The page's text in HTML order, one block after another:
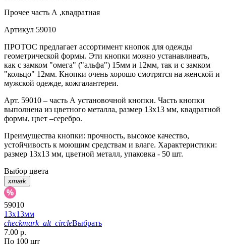
Прочее часть А ,квадратная
Артикул 59010
ПРОТОС предлагает ассортимент кнопок для одежды
геометрической формы. Эти кнопки можно устанавливать,
как с замком "омега" ("альфа") 15мм и 12мм, так и с замком
"кольцо" 12мм. Кнопки очень хорошо смотрятся на женской и
мужской одежде, кожгалантереи.
Арт. 59010 – часть А установочной кнопки. Часть кнопки
выполнена из цветного металла, размер 13х13 мм, квадратной
формы, цвет –серебро.
Преимущества кнопки: прочность, высокое качество,
устойчивость к моющим средствам и влаге. Характеристики:
размер 13х13 мм, цветной металл, упаковка - 50 шт.
Выбор цвета
xmark
59010
13х13мм
checkmark_alt_circleВыбрать
7.00 р.
По 100 шт